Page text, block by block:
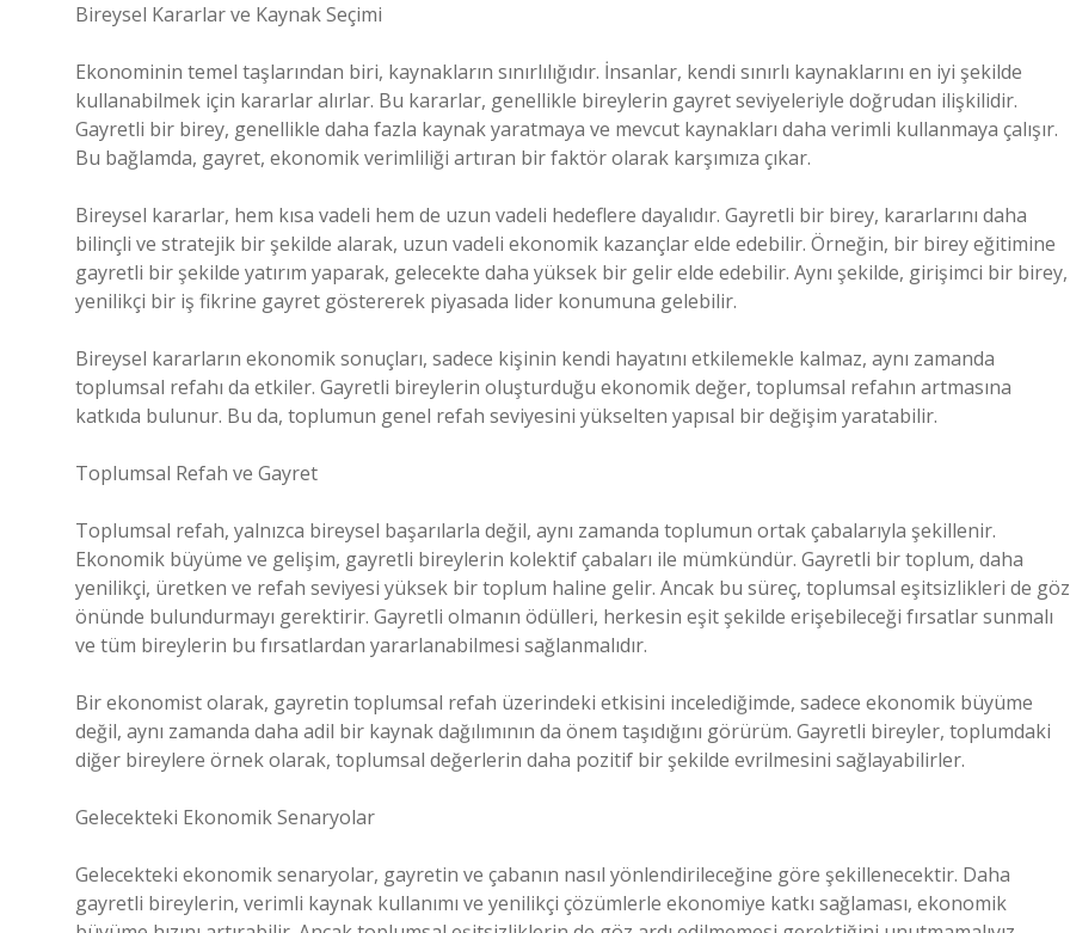
Bireysel Kararlar ve Kaynak Seçimi
Ekonominin temel taşlarından biri, kaynakların sınırlılığıdır. İnsanlar, kendi sınırlı kaynaklarını en iyi şekilde
kullanabilmek için kararlar alırlar. Bu kararlar, genellikle bireylerin gayret seviyeleriyle doğrudan ilişkilidir.
Gayretli bir birey, genellikle daha fazla kaynak yaratmaya ve mevcut kaynakları daha verimli kullanmaya çalışır.
Bu bağlamda, gayret, ekonomik verimliliği artıran bir faktör olarak karşımıza çıkar.
Bireysel kararlar, hem kısa vadeli hem de uzun vadeli hedeflere dayalıdır. Gayretli bir birey, kararlarını daha
bilinçli ve stratejik bir şekilde alarak, uzun vadeli ekonomik kazançlar elde edebilir. Örneğin, bir birey eğitimine
gayretli bir şekilde yatırım yaparak, gelecekte daha yüksek bir gelir elde edebilir. Aynı şekilde, girişimci bir birey,
yenilikçi bir iş fikrine gayret göstererek piyasada lider konumuna gelebilir.
Bireysel kararların ekonomik sonuçları, sadece kişinin kendi hayatını etkilemekle kalmaz, aynı zamanda
toplumsal refahı da etkiler. Gayretli bireylerin oluşturduğu ekonomik değer, toplumsal refahın artmasına
katkıda bulunur. Bu da, toplumun genel refah seviyesini yükselten yapısal bir değişim yaratabilir.
Toplumsal Refah ve Gayret
Toplumsal refah, yalnızca bireysel başarılarla değil, aynı zamanda toplumun ortak çabalarıyla şekillenir.
Ekonomik büyüme ve gelişim, gayretli bireylerin kolektif çabaları ile mümkündür. Gayretli bir toplum, daha
yenilikçi, üretken ve refah seviyesi yüksek bir toplum haline gelir. Ancak bu süreç, toplumsal eşitsizlikleri de göz
önünde bulundurmayı gerektirir. Gayretli olmanın ödülleri, herkesin eşit şekilde erişebileceği fırsatlar sunmalı
ve tüm bireylerin bu fırsatlardan yararlanabilmesi sağlanmalıdır.
Bir ekonomist olarak, gayretin toplumsal refah üzerindeki etkisini incelediğimde, sadece ekonomik büyüme
değil, aynı zamanda daha adil bir kaynak dağılımının da önem taşıdığını görürüm. Gayretli bireyler, toplumdaki
diğer bireylere örnek olarak, toplumsal değerlerin daha pozitif bir şekilde evrilmesini sağlayabilirler.
Gelecekteki Ekonomik Senaryolar
Gelecekteki ekonomik senaryolar, gayretin ve çabanın nasıl yönlendirileceğine göre şekillenecektir. Daha
gayretli bireylerin, verimli kaynak kullanımı ve yenilikçi çözümlerle ekonomiye katkı sağlaması, ekonomik